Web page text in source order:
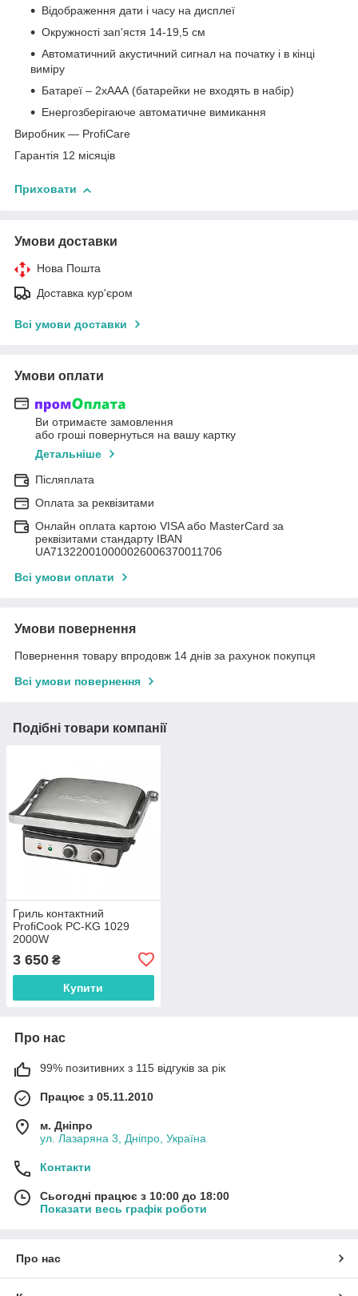
Відображення дати і часу на дисплеї
Окружності зап'ястя 14-19,5 см
Автоматичний акустичний сигнал на початку і в кінці
виміру
Батареї – 2хААА (батарейки не входять в набір)
Енергозберігаюче автоматичне вимикання
Виробник ― ProfiCare
Гарантія 12 місяців
Приховати
Умови доставки
Нова Пошта
Доставка кур'єром
Всі умови доставки
Умови оплати
Ви отримаєте замовлення
або гроші повернуться на вашу картку
Детальніше
Післяплата
Оплата за реквізитами
Онлайн оплата картою VISA або MasterCard за
реквізитами стандарту IBAN
UA713220010000026006370011706
Всі умови оплати
Умови повернення
Повернення товару впродовж 14 днів за рахунок покупця
Всі умови повернення
Подібні товари компанії
Гриль контактний
ProfiCook PC-KG 1029
2000W
3 650 ₴
Купити
Про нас
99% позитивних з 115 відгуків за рік
Працює з 05.11.2010
м. Дніпро
ул. Лазаряна 3, Дніпро, Україна
Контакти
Сьогодні працює з 10:00 до 18:00
Показати весь графік роботи
Про нас